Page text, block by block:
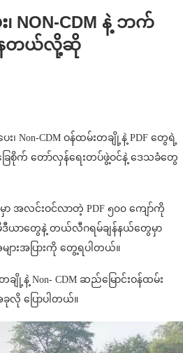
CDM နဲ့ ဘက်
နေတယ်လို့ဆို
CDM ဝန်ထမ်းတချို့နဲ့ PDF တွေရဲ့
ြေစိုက် တော်လှန်ရေးတပ်ဖွဲ့ဝင်နဲ့ ဒေသခံတွေ
ာ အလင်းဝင်လာတဲ့ PDF ၅၀၀ ကျော်ကို
ယာတွေနဲ့ တယ်လီဂရမ်ချန်နယ်တွေမှာ
ားအပြားကို တွေ့ရပါတယ်။
နဲ့ Non- CDM ဆည်မြောင်းဝန်ထမ်း
ပြောပါတယ်။